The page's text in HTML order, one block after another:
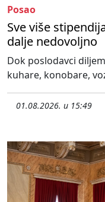
Posao
Sve više
dalje nedovoljno
Dok poslodavci
kuhare, konobare,
01.08.2026. u 15:49